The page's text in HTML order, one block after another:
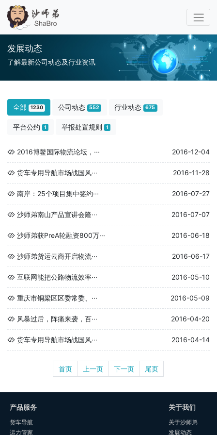
发展动态
了解最新公司动态及行业资讯
全部 1230 公司动态 552 行业动态 675
平台公约 1 举报处置规则 1
2016博鳌国际物流论坛，··· 2016-12-04
货车专用导航市场战国风··· 2016-11-28
南岸：25个项目集中签约··· 2016-07-27
沙师弟南山产品宣讲会隆··· 2016-07-07
沙师弟获PreA轮融资800万··· 2016-06-18
沙师弟货运云商开启物流··· 2016-06-17
互联网能把公路物流效率··· 2016-05-10
重庆市铜梁区区委常委、··· 2016-05-09
风暴过后，阵痛来袭，百··· 2016-04-20
货车专用导航市场战国风··· 2016-04-14
首页 上一页 下一页 尾页
产品服务
货车导航
运力管家
关于我们
关于沙师弟
发展动态